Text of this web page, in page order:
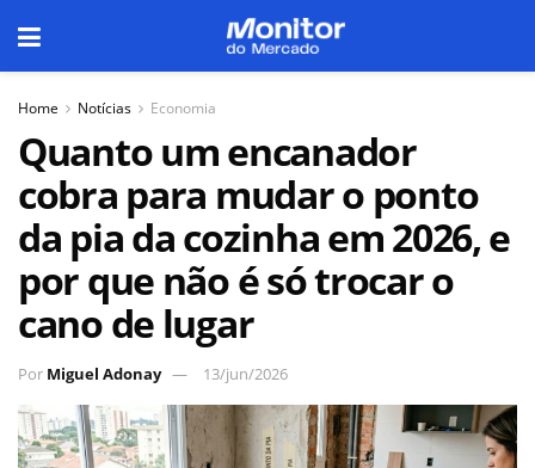
Home Notícias Economia
Quanto um encanador
cobra para mudar o ponto
da pia da cozinha em 2026, e
por que não é só trocar o
cano de lugar
Por Miguel Adonay 13/jun/2026